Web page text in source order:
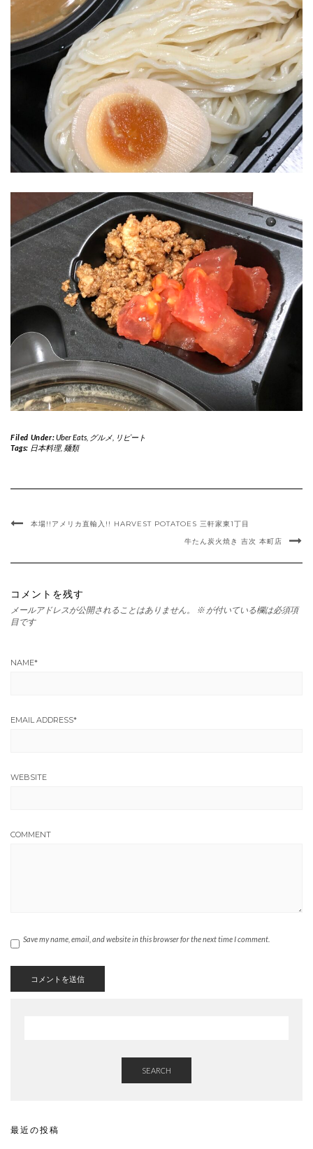
Filed Under:Uber Eats, グルメ, リピート
Tags: 日本料理, 麺類
本場!!アメリカ直輸入!! HARVEST POTATOES 三軒家東1丁目
牛たん炭火焼き 吉次 本町店
コメントを残す
メールアドレスが公開されることはありません。 ※ が付いている欄は必須項
目です
NAME*
EMAIL ADDRESS*
WEBSITE
COMMENT
Save my name, email, and website in this browser for the next time I comment.
SEARCH
最近の投稿